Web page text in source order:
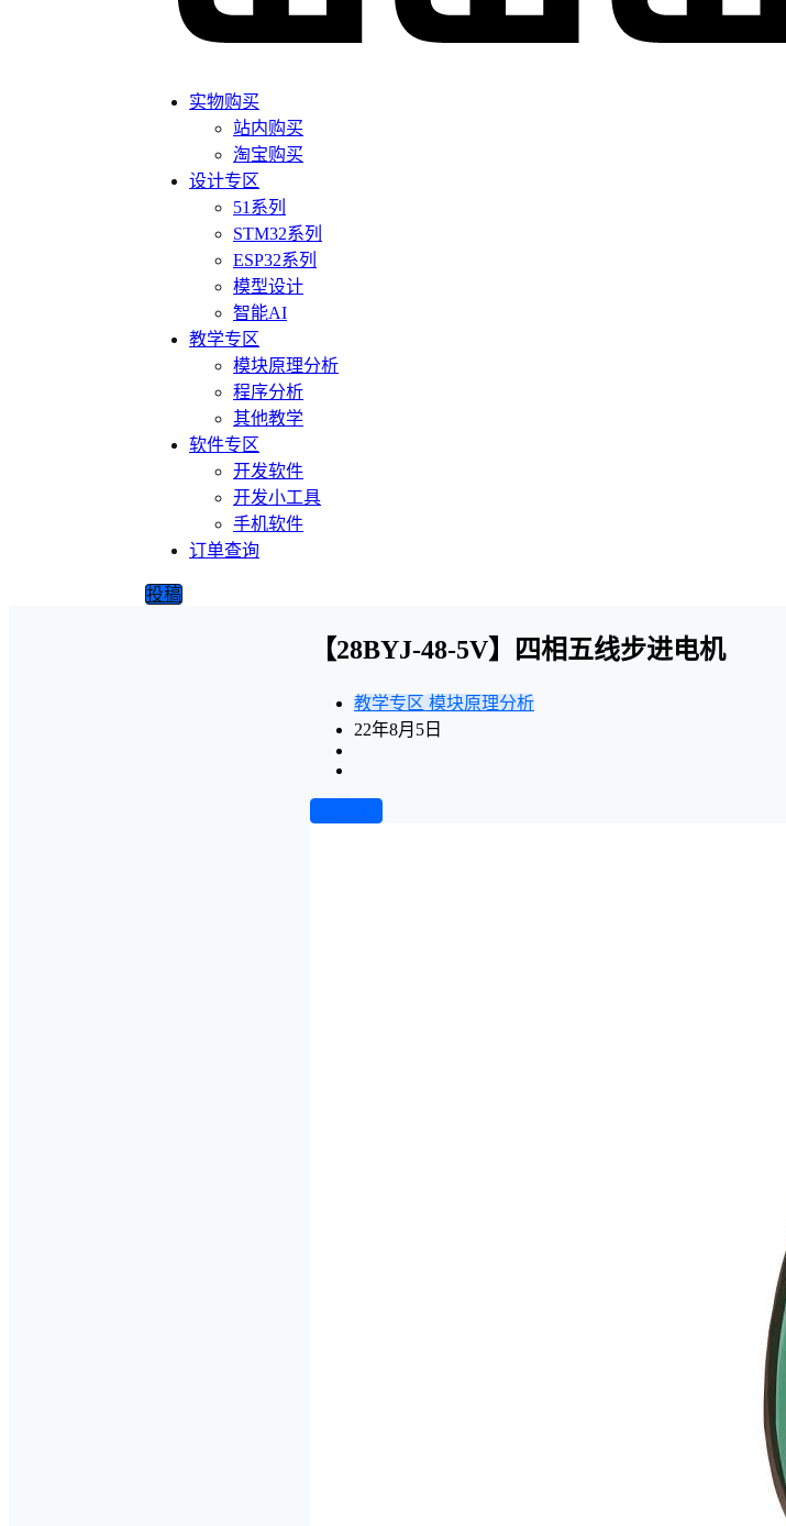
实物购买
站内购买
淘宝购买
设计专区
51系列
STM32系列
ESP32系列
模型设计
智能AI
教学专区
模块原理分析
程序分析
其他教学
软件专区
开发软件
开发小工具
手机软件
订单查询
投稿
【28BYJ-48-5V】四相五线步进电机
教学专区 模块原理分析
22年8月5日